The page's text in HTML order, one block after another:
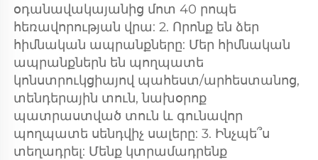
օդանավակայանից մոտ 40 րոպե
հեռավորության վրա: 2. Որոնք են ձեր
հիմնական ապրանքները: Մեր հիմնական
ապրանքներն են պողպատե
կոնստրուկցիայով պահեստ/արհեստանոց,
տենդերային տուն, նախօրոք
պատրաստված տուն և գունավոր
պողպատե սենդվիչ սալերը: 3. Ինչպե՞ս
տեղադրել: Մենք կտրամադրենք